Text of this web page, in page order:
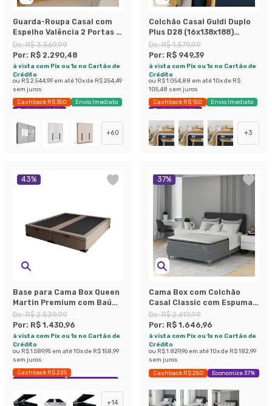
Guarda-Roupa Casal com
Espelho Valência 2 Portas 6
Gavetas Carvalho
De:R$ 3.569,99
Por: R$ 2.290,48
à vista com Pix ou 1x no Cartão de
Crédito
ou R$ 2.544,99 em até10x de R$ 254,49
sem juros
Cashback R$ 350
Envio Imediato
Exclusivo Mobly
+60
Colchão Casal Guldi Duplo
Plus D28 (16x138x188)
Branco e Azul
De:R$ 1.579,99
Por: R$ 949,39
à vista com Pix ou 1x no Cartão de
Crédito
ou R$ 1.054,88 em até10x de R$
105,48 sem juros
Cashback R$ 150
Envio Imediato
Exclusivo Mobly
+3
43%
Base para Cama Box Queen
Martin Premium com Baú
Suede (45x158x198) Bege
De:R$ 2.539,99
Por: R$ 1.430,96
à vista com Pix ou 1x no Cartão de
Crédito
ou R$ 1.589,95 em até10x de R$ 158,99
sem juros
Cashback R$ 225
Exclusivo Mobly
Economize 43%
+14
37%
Cama Box com Colchão
Casal Classic com Espuma
D40 (66x138x188) Cinza
De:R$ 2.619,99
Por: R$ 1.646,96
à vista com Pix ou 1x no Cartão de
Crédito
ou R$ 1.829,96 em até10x de R$ 182,99
sem juros
Cashback R$ 250 Economize 37%